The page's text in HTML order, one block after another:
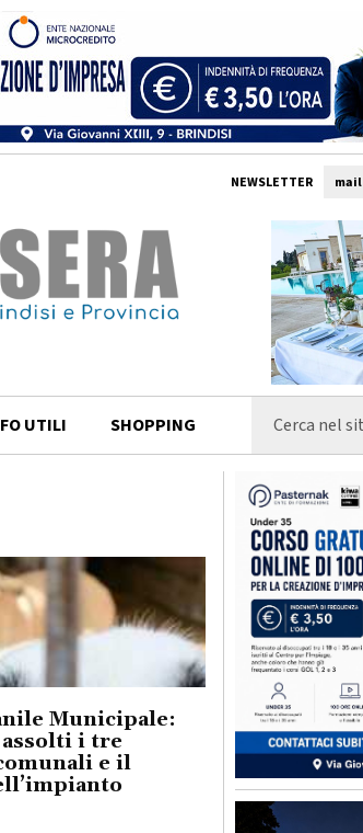
NEWSLETTER
UTILI SHOPPING
Municipale:
i tre
e il